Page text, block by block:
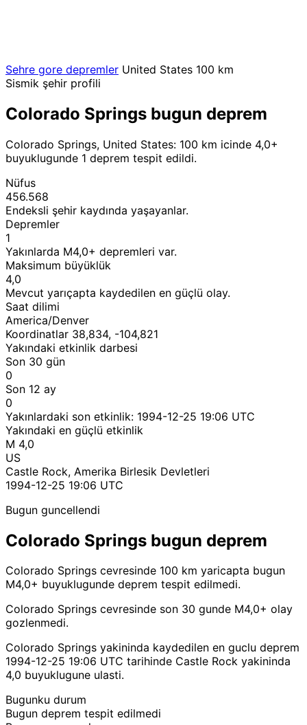
Sehre gore depremler United States 100 km
Sismik şehir profili
Colorado Springs bugun deprem
Colorado Springs, United States: 100 km icinde 4,0+
buyuklugunde 1 deprem tespit edildi.
Nüfus
456.568
Endeksli şehir kaydında yaşayanlar.
Depremler
1
Yakınlarda M4,0+ depremleri var.
Maksimum büyüklük
4,0
Mevcut yarıçapta kaydedilen en güçlü olay.
Saat dilimi
America/Denver
Koordinatlar 38,834, -104,821
Yakındaki etkinlik darbesi
Son 30 gün
0
Son 12 ay
0
Yakınlardaki son etkinlik: 1994-12-25 19:06 UTC
Yakındaki en güçlü etkinlik
M 4,0
US
Castle Rock, Amerika Birlesik Devletleri
1994-12-25 19:06 UTC
Bugun guncellendi
Colorado Springs bugun deprem
Colorado Springs cevresinde 100 km yaricapta bugun
M4,0+ buyuklugunde deprem tespit edilmedi.
Colorado Springs cevresinde son 30 gunde M4,0+ olay
gozlenmedi.
Colorado Springs yakininda kaydedilen en guclu deprem
1994-12-25 19:06 UTC tarihinde Castle Rock yakininda
4,0 buyuklugune ulasti.
Bugunku durum
Bugun deprem tespit edilmedi